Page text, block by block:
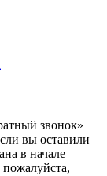
звонок»
вы оставили
в начале